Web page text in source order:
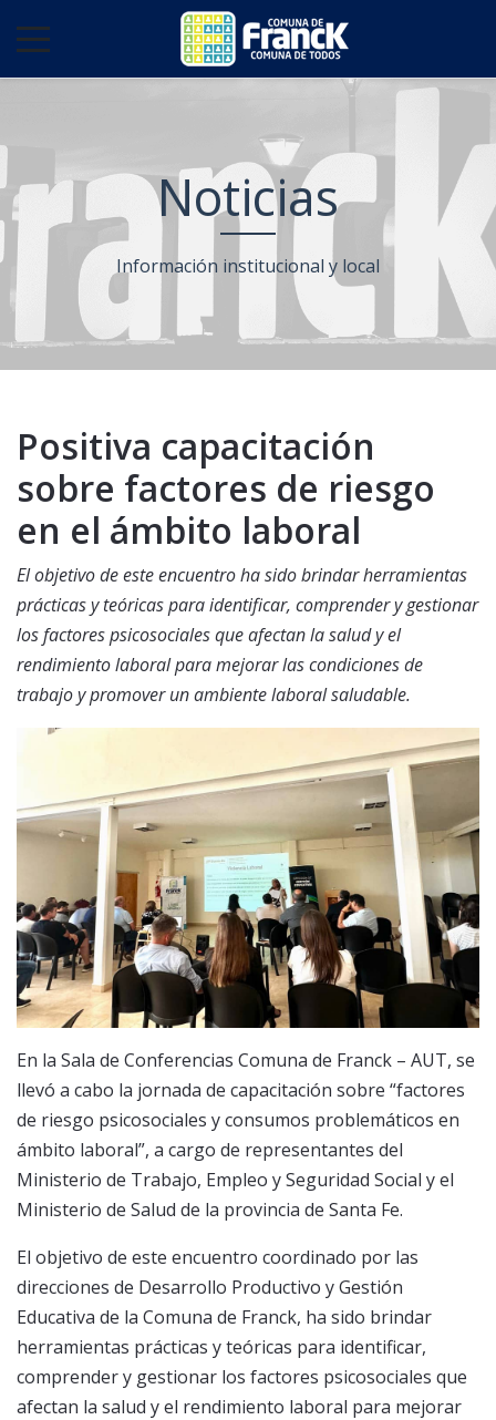
Noticias
Información institucional y local
Positiva capacitación
sobre factores de riesgo
en el ámbito laboral
El objetivo de este encuentro ha sido brindar herramientas
prácticas y teóricas para identificar, comprender y gestionar
los factores psicosociales que afectan la salud y el
rendimiento laboral para mejorar las condiciones de
trabajo y promover un ambiente laboral saludable.
En la Sala de Conferencias Comuna de Franck – AUT, se
llevó a cabo la jornada de capacitación sobre “factores
de riesgo psicosociales y consumos problemáticos en
ámbito laboral”, a cargo de representantes del
Ministerio de Trabajo, Empleo y Seguridad Social y el
Ministerio de Salud de la provincia de Santa Fe.
El objetivo de este encuentro coordinado por las
direcciones de Desarrollo Productivo y Gestión
Educativa de la Comuna de Franck, ha sido brindar
herramientas prácticas y teóricas para identificar,
comprender y gestionar los factores psicosociales que
afectan la salud y el rendimiento laboral para mejorar